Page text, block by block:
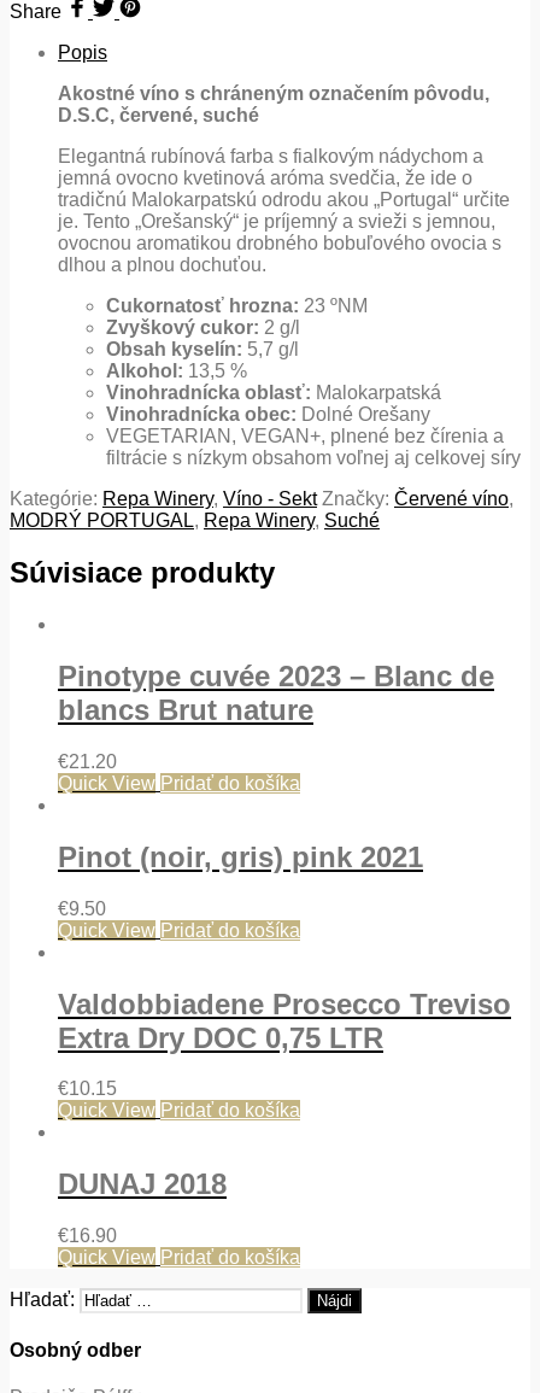
Share
Popis
Akostné víno s chráneným označením pôvodu,
D.S.C, červené, suché
Elegantná rubínová farba s fialkovým nádychom a
jemná ovocno kvetinová aróma svedčia, že ide o
tradičnú Malokarpatskú odrodu akou „Portugal“ určite
je. Tento „Orešanský“ je príjemný a svieži s jemnou,
ovocnou aromatikou drobného bobuľového ovocia s
dlhou a plnou dochuťou.
Cukornatosť hrozna: 23 ºNM
Zvyškový cukor: 2 g/l
Obsah kyselín: 5,7 g/l
Alkohol: 13,5 %
Vinohradnícka oblasť: Malokarpatská
Vinohradnícka obec: Dolné Orešany
VEGETARIAN, VEGAN+, plnené bez čírenia a
filtrácie s nízkym obsahom voľnej aj celkovej síry
Kategórie: Repa Winery, Víno - Sekt Značky: Červené víno,
MODRÝ PORTUGAL, Repa Winery, Suché
Súvisiace produkty
Pinotype cuvée 2023 – Blanc de
blancs Brut nature
€21.20
Quick View Pridať do košíka
Pinot (noir, gris) pink 2021
€9.50
Quick View Pridať do košíka
Valdobbiadene Prosecco Treviso
Extra Dry DOC 0,75 LTR
€10.15
Quick View Pridať do košíka
DUNAJ 2018
€16.90
Quick View Pridať do košíka
Hľadať:
Osobný odber